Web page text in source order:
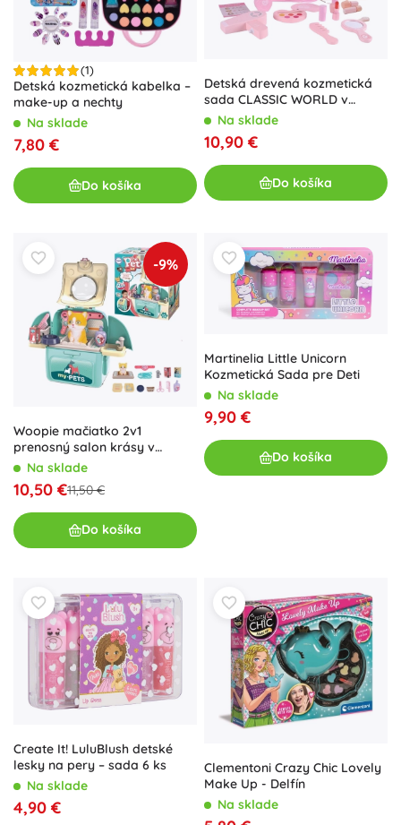
(1)
Detská kozmetická kabelka –
make-up a nechty
Na sklade
7,80 €
Do košíka
Detská drevená kozmetická
sada CLASSIC WORLD v
ružovej taštičke
Na sklade
10,90 €
Do košíka
-9%
Woopie mačiatko 2v1
prenosný salon krásy v
batohu a transportéri
Na sklade
10,50 €11,50 €
Do košíka
Martinelia Little Unicorn
Kozmetická Sada pre Deti
Na sklade
9,90 €
Do košíka
Create It! LuluBlush detské
lesky na pery – sada 6 ks
Na sklade
4,90 €
Clementoni Crazy Chic Lovely
Make Up - Delfín
Na sklade